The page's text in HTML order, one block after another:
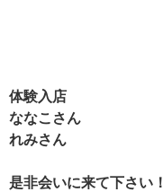
体験入店
ななこさん
れみさん
是非会いに来て下さい！